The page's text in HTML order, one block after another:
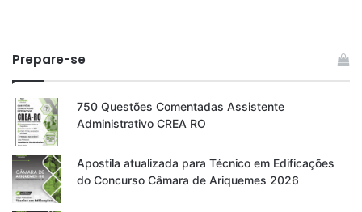
Prepare-se
750 Questões Comentadas Assistente
Administrativo CREA RO
Apostila atualizada para Técnico em Edificações
do Concurso Câmara de Ariquemes 2026